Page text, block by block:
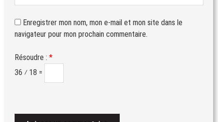
Enregistrer mon nom, mon e-mail et mon site dans le
navigateur pour mon prochain commentaire.
Résoudre : *
36 ⁄ 18 =